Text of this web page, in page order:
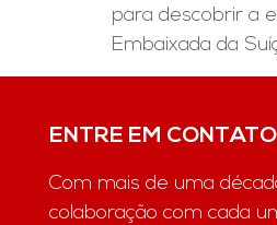
para descobrir a
Embaixada da
ENTRE EM
Com mais de uma
colaboração com cada